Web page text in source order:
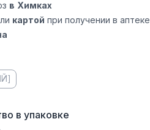
в Химках
картой при получении в аптеке
в упаковке